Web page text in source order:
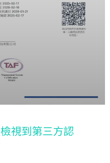
視到第三方認